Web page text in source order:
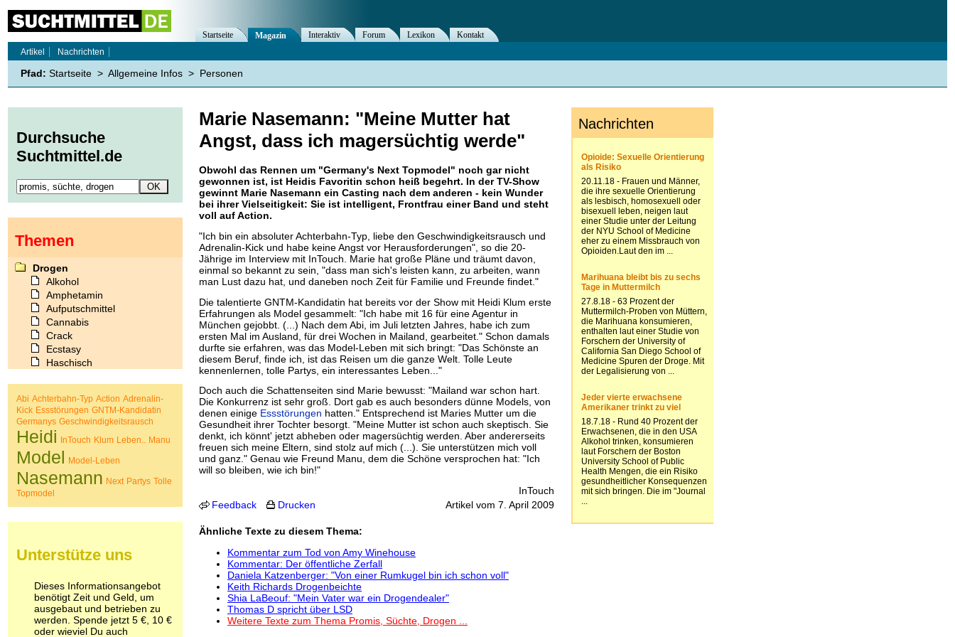
Marie Nasemann: "Meine Mutter hat
Angst, dass ich magersüchtig werde"
Obwohl das Rennen um "Germany's Next Topmodel" noch gar nicht
gewonnen ist, ist Heidis Favoritin schon heiß begehrt. In der TV-Show
gewinnt Marie Nasemann ein Casting nach dem anderen - kein Wunder
bei ihrer Vielseitigkeit: Sie ist intelligent, Frontfrau einer Band und steht
voll auf Action.
"Ich bin ein absoluter Achterbahn-Typ, liebe den Geschwindigkeitsrausch und
Adrenalin-Kick und habe keine Angst vor Herausforderungen", so die 20-
Jährige im Interview mit InTouch. Marie hat große Pläne und träumt davon,
einmal so bekannt zu sein, "dass man sich's leisten kann, zu arbeiten, wann
man Lust dazu hat, und daneben noch Zeit für Familie und Freunde findet."
Die talentierte GNTM-Kandidatin hat bereits vor der Show mit Heidi Klum erste
Erfahrungen als Model gesammelt: "Ich habe mit 16 für eine Agentur in
München gejobbt. (...) Nach dem Abi, im Juli letzten Jahres, habe ich zum
ersten Mal im Ausland, für drei Wochen in Mailand, gearbeitet." Schon damals
durfte sie erfahren, was das Model-Leben mit sich bringt: "Das Schönste an
diesem Beruf, finde ich, ist das Reisen um die ganze Welt. Tolle Leute
kennenlernen, tolle Partys, ein interessantes Leben..."
Doch auch die Schattenseiten sind Marie bewusst: "Mailand war schon hart.
Die Konkurrenz ist sehr groß. Dort gab es auch besonders dünne Models, von
denen einige Essstörungen hatten." Entsprechend ist Maries Mutter um die
Gesundheit ihrer Tochter besorgt. "Meine Mutter ist schon auch skeptisch. Sie
denkt, ich könnt' jetzt abheben oder magersüchtig werden. Aber andererseits
freuen sich meine Eltern, sind stolz auf mich (...). Sie unterstützen mich voll
und ganz." Genau wie Freund Manu, dem die Schöne versprochen hat: "Ich
will so bleiben, wie ich bin!"
InTouch
Artikel vom 7. April 2009
Feedback Drucken
Ähnliche Texte zu diesem Thema:
Kommentar zum Tod von Amy Winehouse
Kommentar: Der öffentliche Zerfall
Daniela Katzenberger: "Von einer Rumkugel bin ich schon voll"
Keith Richards Drogenbeichte
Shia LaBeouf: "Mein Vater war ein Drogendealer"
Thomas D spricht über LSD
Weitere Texte zum Thema Promis, Süchte, Drogen ...
Startseite Magazin Interaktiv Forum Lexikon
Kontakt
Artikel
Nachrichten
Pfad: Startseite > Allgemeine Infos > Personen
Durchsuche
Suchtmittel.de
Themen
Drogen
Alkohol
Amphetamin
Aufputschmittel
Cannabis
Crack
Ecstasy
Haschisch
Koffein
Kokain
Lachgas
LSD
Marihuana
Meskalin
Metamphetamin
Methadon
Morphin
Nikotin
Poppers
Psychopharmaka
Schlafmittel
Schmerzmittel
Abi Achterbahn-Typ Action Adrenalin-
Kick Essstörungen GNTM-Kandidatin
Germanys Geschwindigkeitsrausch
Heidi InTouch Klum Leben.. Manu
Model Model-Leben
Nasemann Next Partys Tolle
Topmodel
Unterstütze uns
Dieses Informationsangebot
benötigt Zeit und Geld, um
ausgebaut und betrieben zu
werden. Spende jetzt 5 €, 10 €
oder wieviel Du auch